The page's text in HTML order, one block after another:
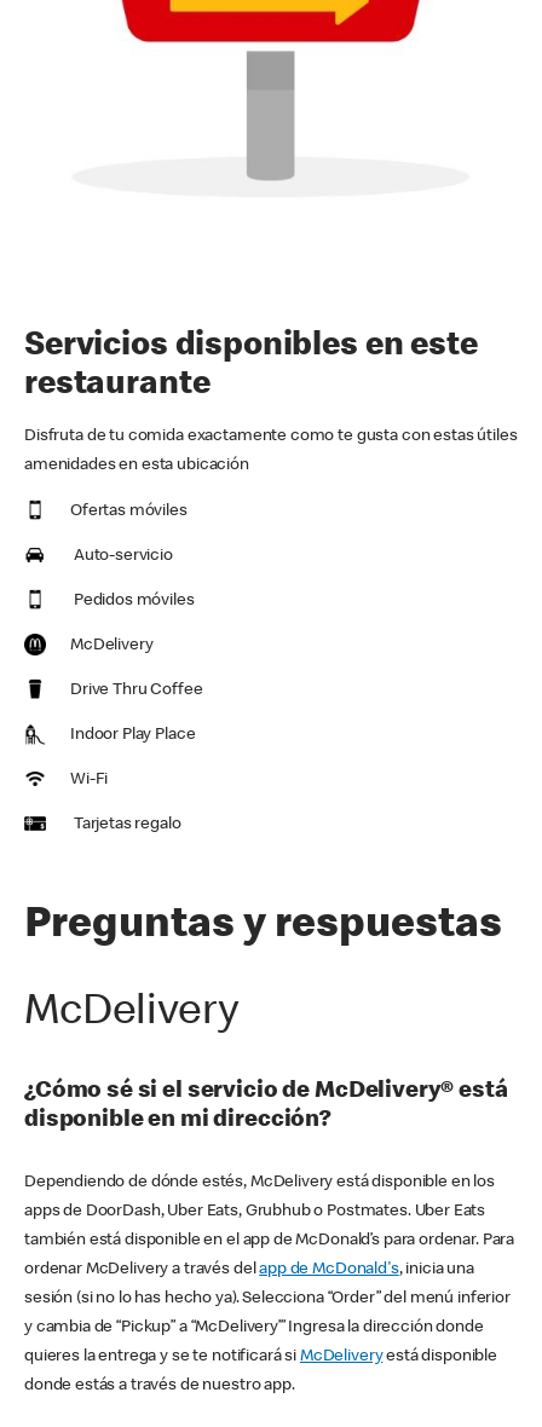
Servicios disponibles en este
restaurante
Disfruta de tu comida exactamente como te gusta con estas útiles
amenidades en esta ubicación
Ofertas móviles
Auto-servicio
Pedidos móviles
McDelivery
Drive Thru Coffee
Indoor Play Place
Wi-Fi
Tarjetas regalo
Preguntas y respuestas
McDelivery
¿Cómo sé si el servicio de McDelivery® está
disponible en mi dirección?
Dependiendo de dónde estés, McDelivery está disponible en los
apps de DoorDash, Uber Eats, Grubhub o Postmates. Uber Eats
también está disponible en el app de McDonald’s para ordenar. Para
ordenar McDelivery a través delapp de McDonald's, inicia una
sesión (si no lo has hecho ya). Selecciona “Order” del menú inferior
y cambia de “Pickup” a “McDelivery’” Ingresa la dirección donde
quieres la entrega y se te notificará si McDeliveryestá disponible
donde estás a través de nuestro app.